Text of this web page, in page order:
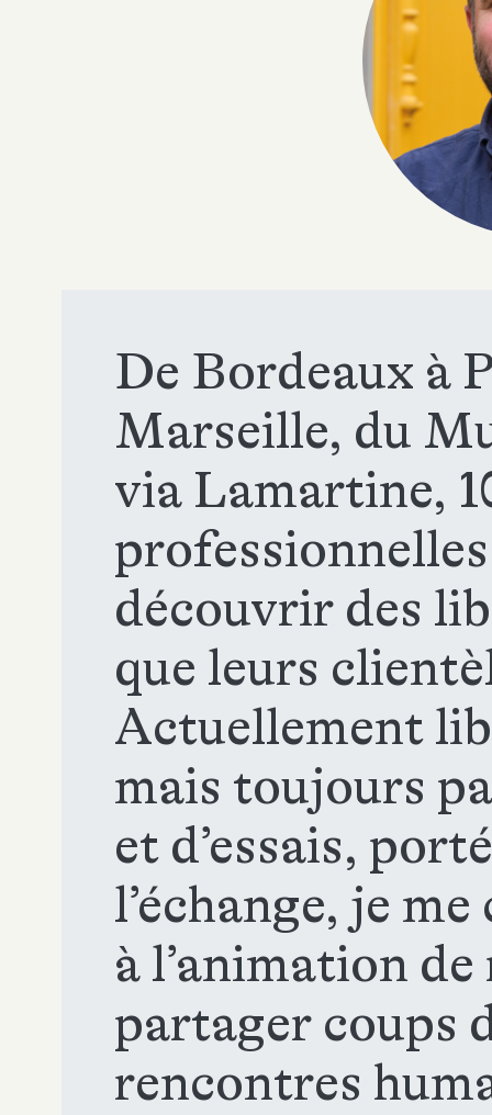
De Bordeaux à
Marseille, du
via Lamartine,
professionnelles
découvrir des
que leurs
Actuellement
mais toujours
et d’essais,
l’échange, je
à l’animation
partager coups
rencontres